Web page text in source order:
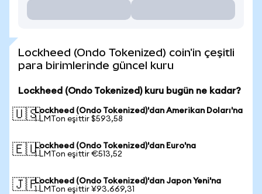
Lockheed (Ondo Tokenized) coin'in çeşitli
para birimlerinde güncel kuru
Lockheed (Ondo Tokenized) kuru bugün ne kadar?
🇺🇸Lockheed (Ondo Tokenized)'dan Amerikan Doları'na
1 LMTon eşittir $593,58
🇪🇺Lockheed (Ondo Tokenized)'dan Euro'na
1 LMTon eşittir €513,52
🇯🇵Lockheed (Ondo Tokenized)'dan Japon Yeni'na
1 LMTon eşittir ¥93.669,31